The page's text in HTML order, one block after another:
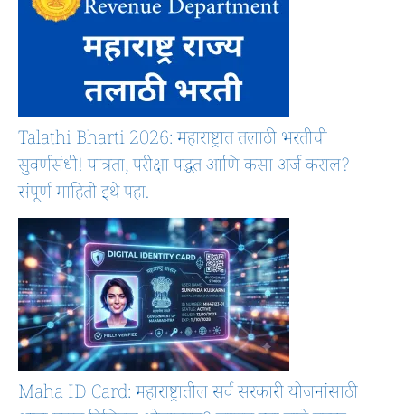
Talathi Bharti 2026: महाराष्ट्रात तलाठी भरतीची
सुवर्णसंधी! पात्रता, परीक्षा पद्धत आणि कसा अर्ज कराल?
संपूर्ण माहिती इथे पहा.
Maha ID Card: महाराष्ट्रातील सर्व सरकारी योजनांसाठी